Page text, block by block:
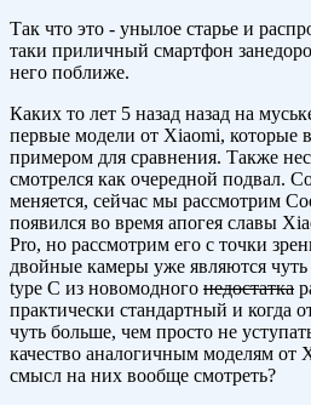
Так что это - унылое старье и
таки приличный смартфон
него поближе.
Каких то лет 5 назад назад на
первые модели от Xiaomi, которые
примером для сравнения. Также
смотрелся как очередной подвал.
меняется, сейчас мы рассмотрим
появился во время апогея славы
Pro, но рассмотрим его с точки
двойные камеры уже являются чуть
type C из новомодного недостатка
практически стандартный и когда
чуть больше, чем просто не
качество аналогичным моделям от
смысл на них вообще смотреть?